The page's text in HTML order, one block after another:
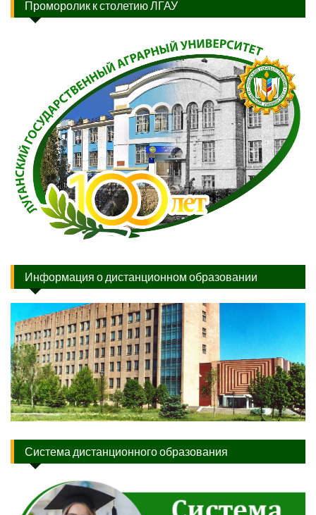
Проморолик к столетию ЛГАУ
Информация о дистанционном образовании
Система дистанционного образования